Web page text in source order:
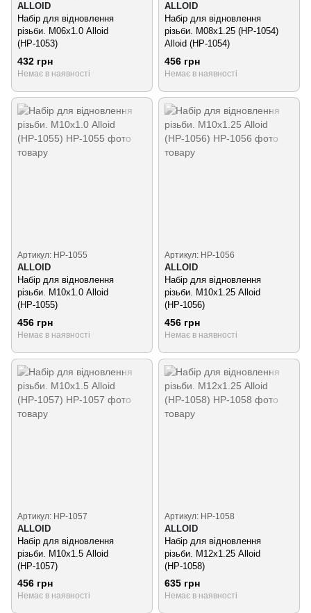
ALLOID
Набір для відновлення
різьби. М06х1.0 Alloid
(НР-1053)
432 грн
Немає в наявності
ALLOID
Набір для відновлення
різьби. М08х1.25 (НР-1054)
Alloid (НР-1054)
456 грн
Немає в наявності
Артикул: НР-1055
ALLOID
Набір для відновлення
різьби. М10х1.0 Alloid
(НР-1055)
456 грн
Немає в наявності
Артикул: НР-1056
ALLOID
Набір для відновлення
різьби. М10х1.25 Alloid
(НР-1056)
456 грн
Немає в наявності
Артикул: НР-1057
ALLOID
Набір для відновлення
різьби. М10х1.5 Alloid
(НР-1057)
456 грн
Немає в наявності
Артикул: НР-1058
ALLOID
Набір для відновлення
різьби. М12х1.25 Alloid
(НР-1058)
635 грн
Немає в наявності